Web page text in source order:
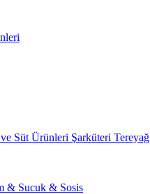
Süt Ürünleri Şarküteri Tereyağ
& Sucuk & Sosis